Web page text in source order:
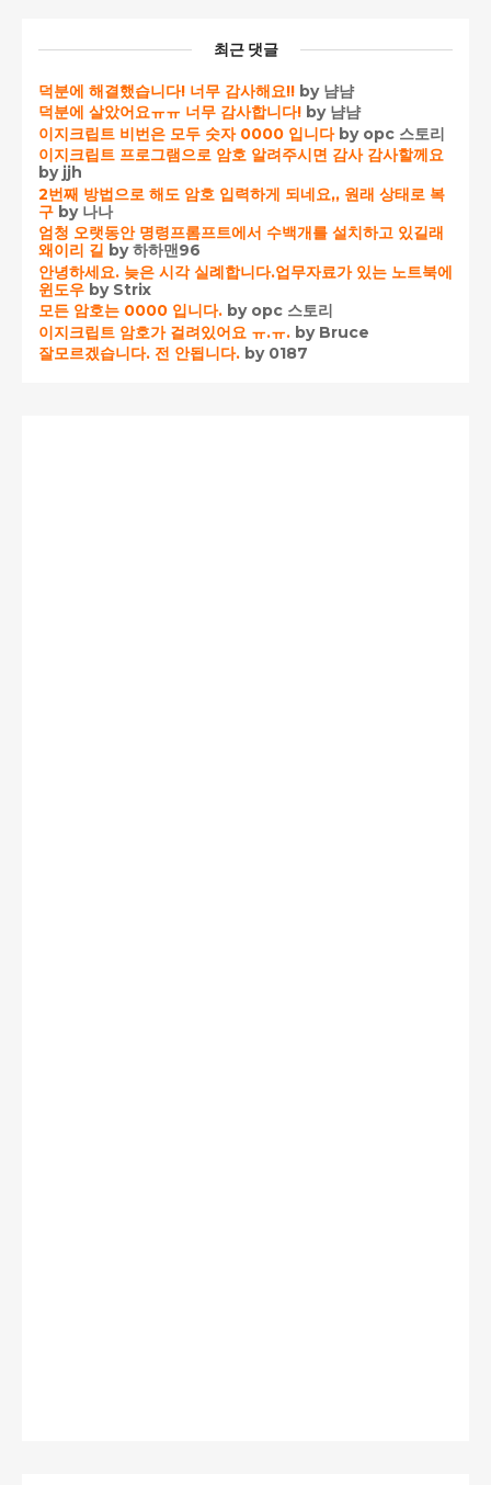
최근 댓글
덕분에 해결했습니다! 너무 감사해요!! by 냠냠
덕분에 살았어요ㅠㅠ 너무 감사합니다! by 냠냠
이지크립트 비번은 모두 숫자 0000 입니다by opc 스토리
이지크립트 프로그램으로 암호 알려주시면 감사 감사할께요
by jjh
2번째 방법으로 해도 암호 입력하게 되네요,, 원래 상태로 복
구 by 나나
엄청 오랫동안 명령프롬프트에서 수백개를 설치하고 있길래
왜이리 길 by 하하맨96
안녕하세요. 늦은 시각 실례합니다.업무자료가 있는 노트북에
윈도우 by Strix
모든 암호는 0000 입니다. by opc 스토리
이지크립트 암호가 걸려있어요 ㅠ.ㅠ. by Bruce
잘모르겠습니다. 전 안됩니다. by 0187